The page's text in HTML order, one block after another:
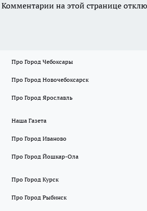
Комментарии на этой странице
Про Город Чебоксары
Про Город Новочебоксарск
Про Город Ярославль
Наша Газета
Про Город Иваново
Про Город Йошкар-Ола
Про Город Курск
Про Город Рыбинск